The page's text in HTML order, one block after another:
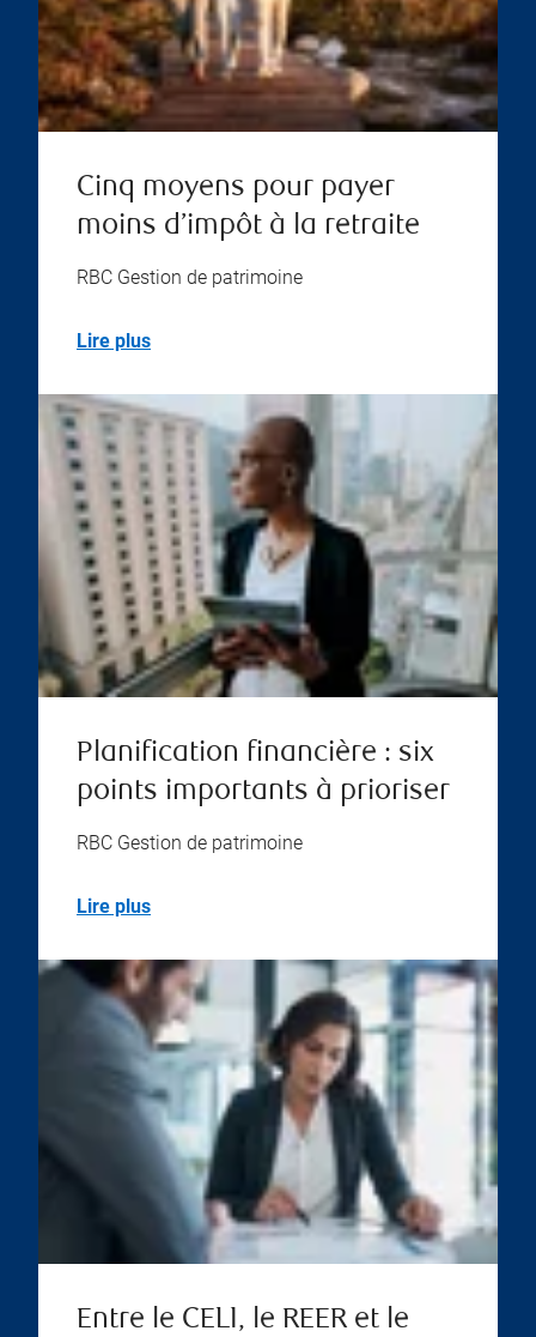
Cinq moyens pour payer
moins d’impôt à la retraite
RBC Gestion de patrimoine
Lire plus
Planification financière : six
points importants à prioriser
RBC Gestion de patrimoine
Lire plus
Entre le CELI, le REER et le